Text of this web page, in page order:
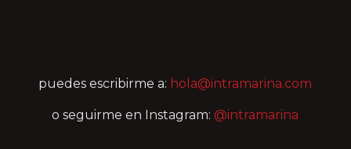
puedes escribirme a: hola@intramarina.com
o seguirme en Instagram:@intramarina